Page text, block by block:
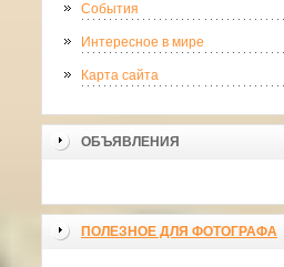
События
Интересное в мире
Карта сайта
ОБЪЯВЛЕНИЯ
ПОЛЕЗНОЕ ДЛЯ ФОТОГРАФА